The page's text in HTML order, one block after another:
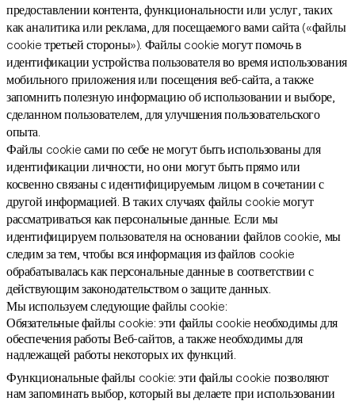
предоставлении контента, функциональности или услуг, таких
как аналитика или реклама, для посещаемого вами сайта («файлы
cookie третьей стороны»). Файлы cookie могут помочь в
идентификации устройства пользователя во время использования
мобильного приложения или посещения веб-сайта, а также
запомнить полезную информацию об использовании и выборе,
сделанном пользователем, для улучшения пользовательского
опыта.
Файлы cookie сами по себе не могут быть использованы для
идентификации личности, но они могут быть прямо или
косвенно связаны с идентифицируемым лицом в сочетании с
другой информацией. В таких случаях файлы cookie могут
рассматриваться как персональные данные. Если мы
идентифицируем пользователя на основании файлов cookie, мы
следим за тем, чтобы вся информация из файлов cookie
обрабатывалась как персональные данные в соответствии с
действующим законодательством о защите данных.
Мы используем следующие файлы cookie:
Обязательные файлы cookie: эти файлы cookie необходимы для
обеспечения работы Веб-сайтов, а также необходимы для
надлежащей работы некоторых их функций.
Функциональные файлы cookie: эти файлы cookie позволяют
нам запоминать выбор, который вы делаете при использовании